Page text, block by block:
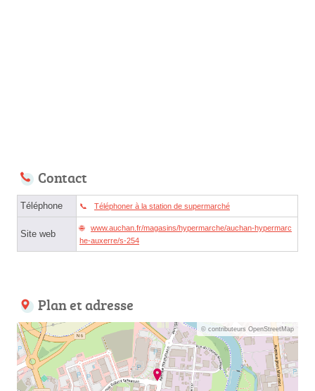
Contact
Téléphone Téléphoner à la station de supermarché
Site web
www.auchan.fr/magasins/hypermarche/auchan-hypermarc
he-auxerre/s-254
Plan et adresse
© contributeurs OpenStreetMap